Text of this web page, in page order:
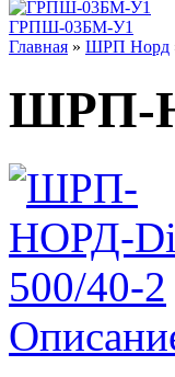
ГРПШ-03БМ-У1
Главная » ШРП Норд
ШРП-